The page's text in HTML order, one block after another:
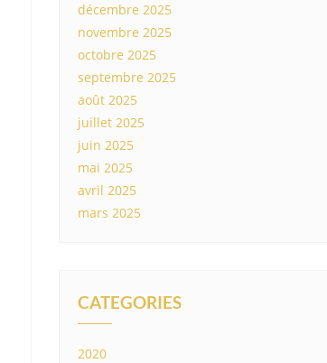
décembre 2025
novembre 2025
octobre 2025
septembre 2025
août 2025
juillet 2025
juin 2025
mai 2025
avril 2025
mars 2025
CATEGORIES
2020